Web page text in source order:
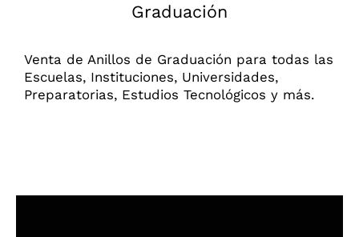
Graduación
Venta de Anillos de Graduación para todas las
Escuelas, Instituciones, Universidades,
Preparatorias, Estudios Tecnológicos y más.